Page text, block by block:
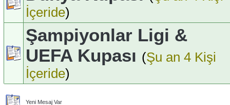
İçeride)
Şampiyonlar Ligi &
UEFA Kupası (Şu an 4 Kişi
İçeride)
Yeni Mesaj Var